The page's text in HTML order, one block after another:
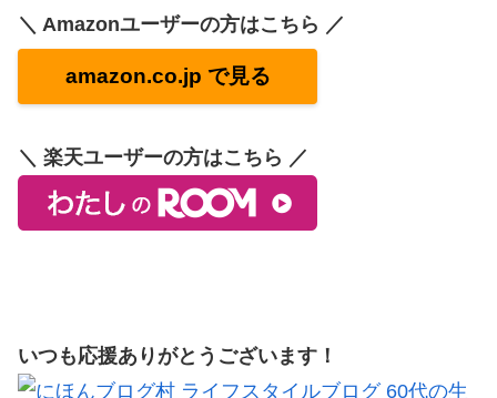
＼ Amazonユーザーの方はこちら ／
amazon.co.jp で見る
＼ 楽天ユーザーの方はこちら ／
いつも応援ありがとうございます！